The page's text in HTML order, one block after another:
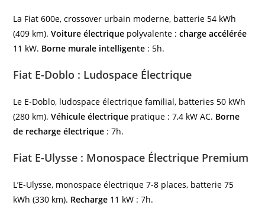
La Fiat 600e, crossover urbain moderne, batterie 54 kWh
(409 km).Voiture électrique polyvalente :charge accélérée
11 kW. Borne murale intelligente : 5h.
Fiat E-Doblo : Ludospace Électrique
Le E-Doblo, ludospace électrique familial, batteries 50 kWh
(280 km).Véhicule électrique pratique : 7,4 kW AC. Borne
de recharge électrique : 7h.
Fiat E-Ulysse : Monospace Électrique Premium
L’E-Ulysse, monospace électrique 7-8 places, batterie 75
kWh (330 km). Recharge 11 kW : 7h.